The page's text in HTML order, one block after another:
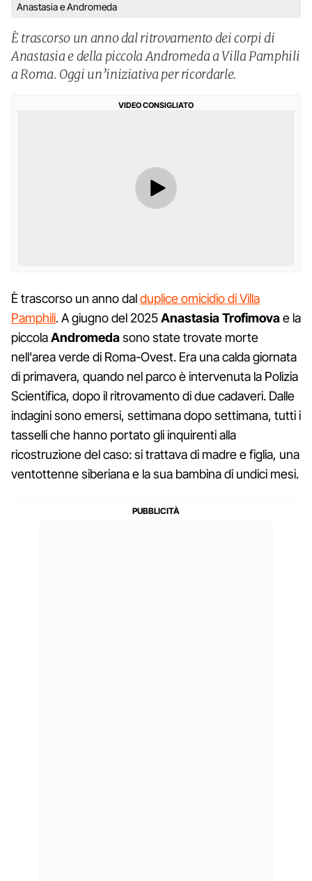
Anastasia e Andromeda
È trascorso un anno dal ritrovamento dei corpi di
Anastasia e della piccola Andromeda a Villa Pamphili
a Roma. Oggi un’iniziativa per ricordarle.
VIDEO CONSIGLIATO
È trascorso un anno dalduplice omicidio di Villa
Pamphili. A giugno del 2025Anastasia Trofimovae la
piccolaAndromedasono state trovate morte
nell'area verde di Roma-Ovest. Era una calda giornata
di primavera, quando nel parco è intervenuta la Polizia
Scientifica, dopo il ritrovamento di due cadaveri. Dalle
indagini sono emersi, settimana dopo settimana, tutti i
tasselli che hanno portato gli inquirenti alla
ricostruzione del caso: si trattava di madre e figlia, una
ventottenne siberiana e la sua bambina di undici mesi.